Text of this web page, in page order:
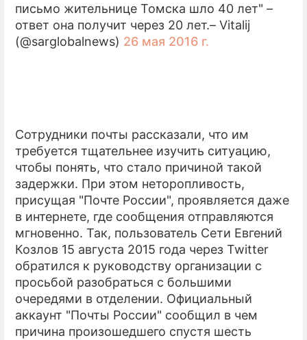
письмо жительнице Томска шло 40 лет" –
ответ она получит через 20 лет.– Vitalij
(@sarglobalnews) 26 мая 2016 г.
Сотрудники почты рассказали, что им
требуется тщательнее изучить ситуацию,
чтобы понять, что стало причиной такой
задержки. При этом неторопливость,
присущая "Почте России", проявляется даже
в интернете, где сообщения отправляются
мгновенно. Так, пользователь Сети Евгений
Козлов 15 августа 2015 года через Twitter
обратился к руководству организации с
просьбой разобраться с большими
очередями в отделении. Официальный
аккаунт "Почты России" сообщил в чем
причина произошедшего спустя шесть